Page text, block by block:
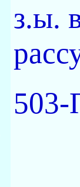
з.ы.
503-